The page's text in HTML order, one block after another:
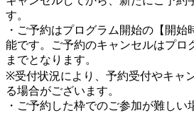
す。
・ご予約はプログラム開始の【開
能です。ご予約のキャンセルはプロ
までとなります。
※受付状況により、予約受付やキャ
る場合がございます。
・ご予約した枠でのご参加が難しい